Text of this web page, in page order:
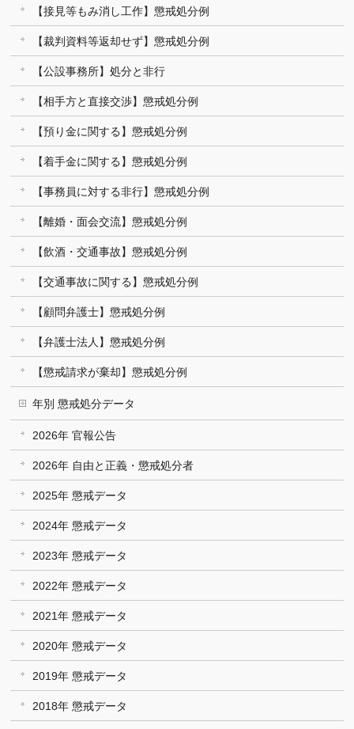
【接見等もみ消し工作】懲戒処分例
【裁判資料等返却せず】懲戒処分例
【公設事務所】処分と非行
【相手方と直接交渉】懲戒処分例
【預り金に関する】懲戒処分例
【着手金に関する】懲戒処分例
【事務員に対する非行】懲戒処分例
【離婚・面会交流】懲戒処分例
【飲酒・交通事故】懲戒処分例
【交通事故に関する】懲戒処分例
【顧問弁護士】懲戒処分例
【弁護士法人】懲戒処分例
【懲戒請求が棄却】懲戒処分例
年別 懲戒処分データ
2026年 官報公告
2026年 自由と正義・懲戒処分者
2025年 懲戒データ
2024年 懲戒データ
2023年 懲戒データ
2022年 懲戒データ
2021年 懲戒データ
2020年 懲戒データ
2019年 懲戒データ
2018年 懲戒データ